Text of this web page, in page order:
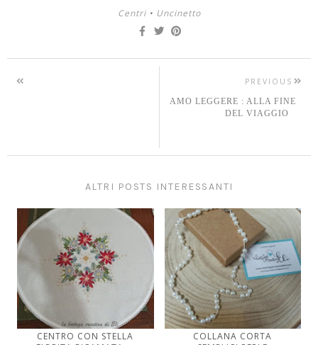
Centri• Uncinetto
PREVIOUS
AMO LEGGERE : ALLA FINE
DEL VIAGGIO
ALTRI POSTS INTERESSANTI
CENTRO CON STELLA
COLLANA CORTA